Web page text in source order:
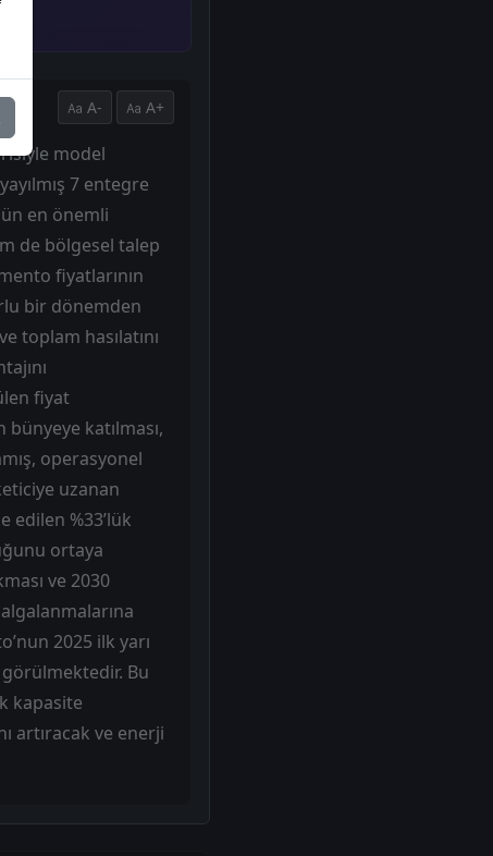
A- A+
model
7 entegre
en önemli
de bölgesel talep
fiyatlarının
bir dönemden
toplam hasılatını
fiyat
bünyeye katılması,
operasyonel
uzanan
edilen %33’lük
ortaya
ve 2030
2025 ilk yarı
Bu
kapasite
artıracak ve enerji